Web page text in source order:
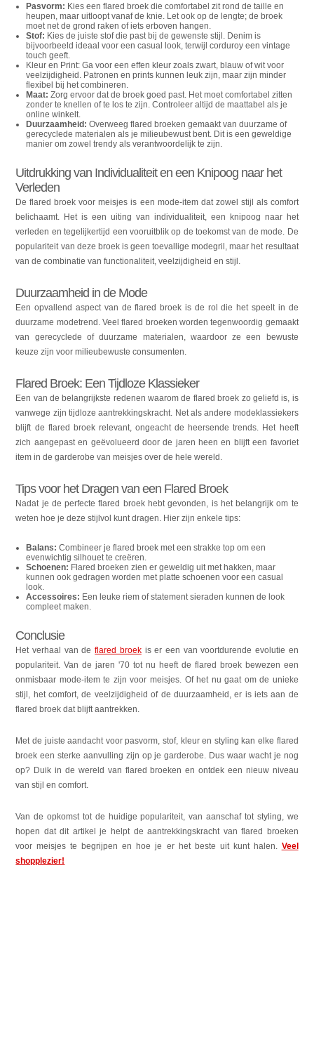
Pasvorm: Kies een flared broek die comfortabel zit rond de taille en
heupen, maar uitloopt vanaf de knie. Let ook op de lengte; de broek
moet net de grond raken of iets erboven hangen.
Stof: Kies de juiste stof die past bij de gewenste stijl. Denim is
bijvoorbeeld ideaal voor een casual look, terwijl corduroy een vintage
touch geeft.
Kleur en Print: Ga voor een effen kleur zoals zwart, blauw of wit voor
veelzijdigheid. Patronen en prints kunnen leuk zijn, maar zijn minder
flexibel bij het combineren.
Maat: Zorg ervoor dat de broek goed past. Het moet comfortabel zitten
zonder te knellen of te los te zijn. Controleer altijd de maattabel als je
online winkelt.
Duurzaamheid: Overweeg flared broeken gemaakt van duurzame of
gerecyclede materialen als je milieubewust bent. Dit is een geweldige
manier om zowel trendy als verantwoordelijk te zijn.
Uitdrukking van Individualiteit en een Knipoog naar het
Verleden
De flared broek voor meisjes is een mode-item dat zowel stijl als comfort
belichaamt. Het is een uiting van individualiteit, een knipoog naar het
verleden en tegelijkertijd een vooruitblik op de toekomst van de mode. De
populariteit van deze broek is geen toevallige modegril, maar het resultaat
van de combinatie van functionaliteit, veelzijdigheid en stijl.
Duurzaamheid in de Mode
Een opvallend aspect van de flared broek is de rol die het speelt in de
duurzame modetrend. Veel flared broeken worden tegenwoordig gemaakt
van gerecyclede of duurzame materialen, waardoor ze een bewuste
keuze zijn voor milieubewuste consumenten.
Flared Broek: Een Tijdloze Klassieker
Een van de belangrijkste redenen waarom de flared broek zo geliefd is, is
vanwege zijn tijdloze aantrekkingskracht. Net als andere modeklassiekers
blijft de flared broek relevant, ongeacht de heersende trends. Het heeft
zich aangepast en geëvolueerd door de jaren heen en blijft een favoriet
item in de garderobe van meisjes over de hele wereld.
Tips voor het Dragen van een Flared Broek
Nadat je de perfecte flared broek hebt gevonden, is het belangrijk om te
weten hoe je deze stijlvol kunt dragen. Hier zijn enkele tips:
Balans: Combineer je flared broek met een strakke top om een
evenwichtig silhouet te creëren.
Schoenen: Flared broeken zien er geweldig uit met hakken, maar
kunnen ook gedragen worden met platte schoenen voor een casual
look.
Accessoires: Een leuke riem of statement sieraden kunnen de look
compleet maken.
Conclusie
Het verhaal van deflared broekis er een van voortdurende evolutie en
populariteit. Van de jaren '70 tot nu heeft de flared broek bewezen een
onmisbaar mode-item te zijn voor meisjes. Of het nu gaat om de unieke
stijl, het comfort, de veelzijdigheid of de duurzaamheid, er is iets aan de
flared broek dat blijft aantrekken.
Met de juiste aandacht voor pasvorm, stof, kleur en styling kan elke flared
broek een sterke aanvulling zijn op je garderobe. Dus waar wacht je nog
op? Duik in de wereld van flared broeken en ontdek een nieuw niveau
van stijl en comfort.
Van de opkomst tot de huidige populariteit, van aanschaf tot styling, we
hopen dat dit artikel je helpt de aantrekkingskracht van flared broeken
voor meisjes te begrijpen en hoe je er het beste uit kunt halen. Veel
shopplezier!